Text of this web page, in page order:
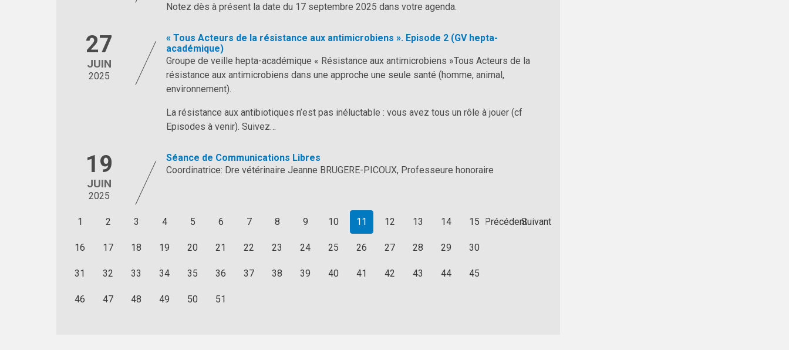
Notez dès à présent la date du 17 septembre 2025 dans votre agenda.
27
JUIN
2025
« Tous Acteurs de la résistance aux antimicrobiens ». Episode 2 (GV hepta-
académique)
Groupe de veille hepta-académique « Résistance aux antimicrobiens »Tous Acteurs de la
résistance aux antimicrobiens dans une approche une seule santé (homme, animal,
environnement).
La résistance aux antibiotiques n’est pas inéluctable : vous avez tous un rôle à jouer (cf
Episodes à venir). Suivez…
19
JUIN
2025
Séance de Communications Libres
Coordinatrice: Dre vétérinaire Jeanne BRUGERE-PICOUX, Professeure honoraire
PrécédentSuivant
1 2 3 4 5 6 7 8 9 10 11 12 13 14 15
16 17 18 19 20 21 22 23 24 25 26 27 28 29 30
31 32 33 34 35 36 37 38 39 40 41 42 43 44 45
46 47 48 49 50 51